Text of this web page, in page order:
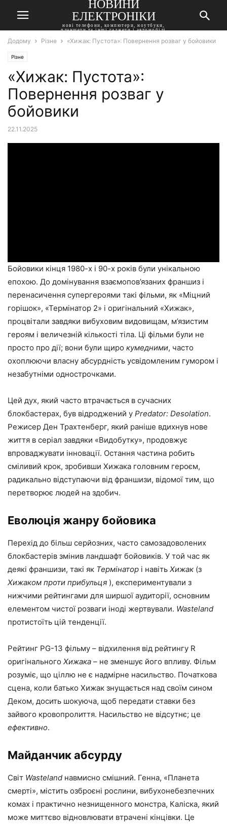
НОВИНИ
ЕЛЕКТРОНІКИ
нові телефони, компютери, ноутбуки,
планшети та інші гаджети і автомобілі
Додому Різне «Хижак: Пустота»: Повернення розваг у бойовики
Різне
«Хижак: Пустота»:
Повернення розваг у
бойовики
22.11.2025
Бойовики кінця 1980-х і 90-х років були унікальною
епохою. До домінування взаємопов’язаних франшиз і
перенасичення супергероями такі фільми, як «Міцний
горішок», «Термінатор 2» і оригінальний «Хижак»,
процвітали завдяки вибуховим видовищам, м’язистим
героям і величезній кількості тіла. Ці фільми були не
просто про дії; вони були щиро кумедними, часто
охоплюючи власну абсурдність усвідомленим гумором і
незабутніми однострочками.
Цей дух, який часто втрачається в сучасних
блокбастерах, був відроджений у Predator: Desolation.
Режисер Ден Трахтенберг, який раніше вдихнув нове
життя в серіал завдяки «Видобутку», продовжує
впроваджувати інновації. Остання частина робить
сміливий крок, зробивши Хижака головним героєм,
радикально відступаючи від франшизи, відомої тим, що
перетворює людей на здобич.
Еволюція жанру бойовика
Перехід до більш серйозних, часто самозадоволених
блокбастерів змінив ландшафт бойовиків. У той час як
деякі франшизи, такі як Термінатор і навіть Хижак (з
Хижаком проти прибульця ), експериментували з
нижчими рейтингами для ширшої аудиторії, основним
елементом чистої розваги іноді жертвували. Wasteland
протистоїть цій тенденції.
Рейтинг PG-13 фільму – відхилення від рейтингу R
оригінального Хижака – не зменшує його впливу. Фільм
розуміє, що ціллю не є надмірне насильство. Початкова
сцена, коли батько Хижак знущається над своїм сином
Деком, досить шокуюча, щоб передати ставки без
зайвого кровопролиття. Насильство не відсутнє; це
ефективно.
Майданчик абсурду
Світ Wasteland навмисно смішний. Генна, «Планета
смерті», містить озброєні рослини, вибухонебезпечних
комах і практично незнищенного монстра, Каліска, який
може миттєво відновлювати втрачені кінцівки. Це